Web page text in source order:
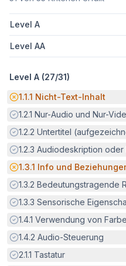
Level A
Level AA
Level A (27/31)
Potenzielle Barriere:
1.1.1 Nicht-Text-Inhalt
Erfüllt:
1.2.1 Nur-Audio und Nur-
Erfüllt:
1.2.2 Untertitel
Erfüllt:
1.2.3 Audiodeskription oder
Potenzielle Barriere:
1.3.1 Info und
Erfüllt:
1.3.2 Bedeutungstragende
Erfüllt:
1.3.3 Sensorische
Erfüllt:
1.4.1 Verwendung von Farbe
Erfüllt:
1.4.2 Audio-Steuerung
Erfüllt:
2.1.1 Tastatur